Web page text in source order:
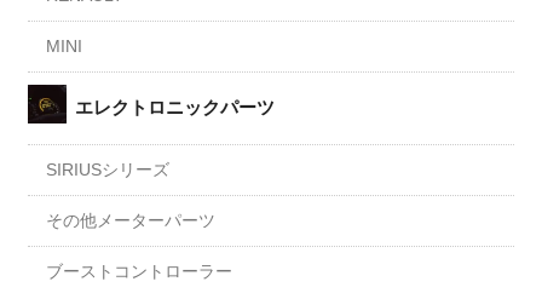
MINI
エレクトロニックパーツ
SIRIUSシリーズ
その他メーターパーツ
ブーストコントローラー